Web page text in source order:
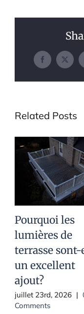
Facebook
X
Related Posts
Pourquoi les
lumières de
terrasse sont-
un excellent
ajout?
juillet 23rd, 2026 |
Comments